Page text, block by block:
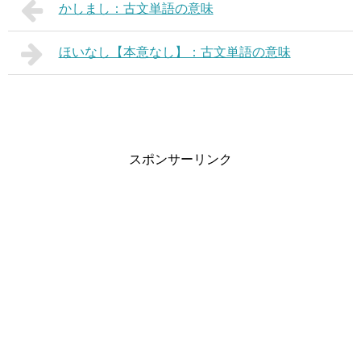
かしまし：古文単語の意味
ほいなし【本意なし】：古文単語の意味
スポンサーリンク